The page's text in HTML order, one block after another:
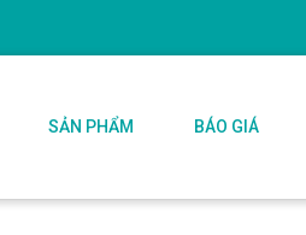
SẢN PHẨM BÁO GIÁ